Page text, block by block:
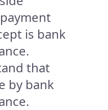
is bank
that
by bank